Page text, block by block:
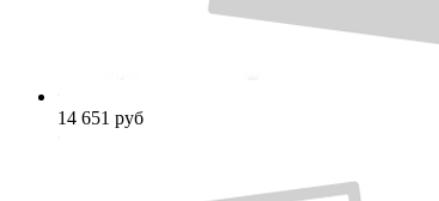
14 651 руб